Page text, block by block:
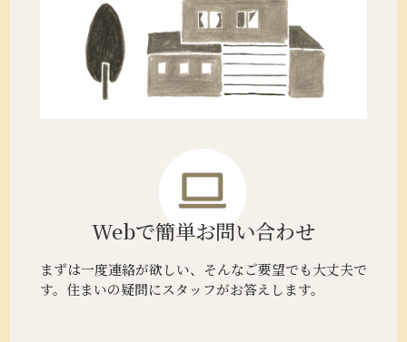
Webで簡単お問い合わせ
まずは一度連絡が欲しい、そんなご要望でも大丈夫で
す。住まいの疑問にスタッフがお答えします。